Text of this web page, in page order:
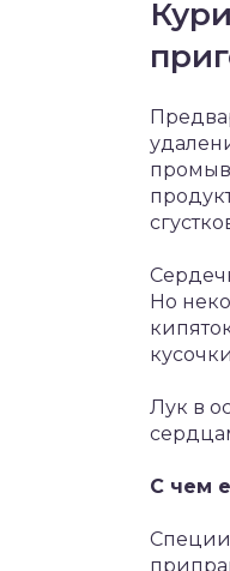
Но
Лук в
С чем
Специи